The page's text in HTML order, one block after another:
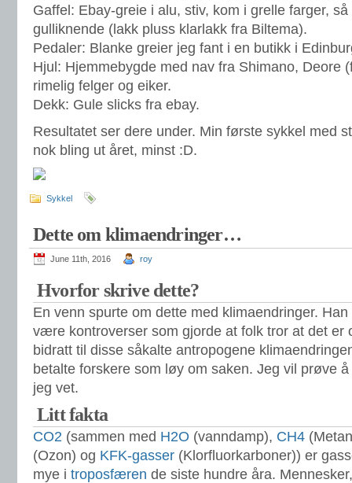
Gaffel: Ebay-greie i alu, stiv, kom i grelle farger,
gulliknende (lakk pluss klarlakk fra Biltema).
Pedaler: Blanke greier jeg fant i en butikk i
Hjul: Hjemmebygde med nav fra Shimano, Deore
rimelig felger og eiker.
Dekk: Gule slicks fra ebay.
Resultatet ser dere under. Min første sykkel med
nok bling ut året, minst :D.
Sykkel
Dette om klimaendringer…
June 11th, 2016 roy
Hvorfor skrive dette?
En venn spurte om dette med klimaendringer.
være kontroverser som gjorde at folk tror at det er
bidratt til disse såkalte antropogene
betalte forskere som løy om saken. Jeg vil prøve
jeg vet.
Litt fakta
CO2 (sammen med H2O (vanndamp), CH4
(Ozon) og KFK-gasser (Klorfluorkarboner)) er
mye i troposfæren de siste hundre åra.